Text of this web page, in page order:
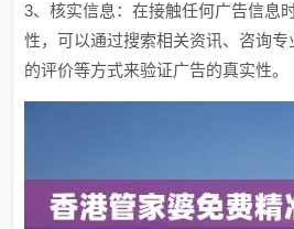
3、核实信息：在接触任何广告信息
性，可以通过搜索相关资讯、咨询专
的评价等方式来验证广告的真实性。